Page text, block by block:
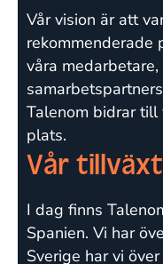
Vår vision är att
rekommenderade
våra
Talenom bidrar
plats.
Vår
I dag finns
Spanien. Vi har
Sverige har vi